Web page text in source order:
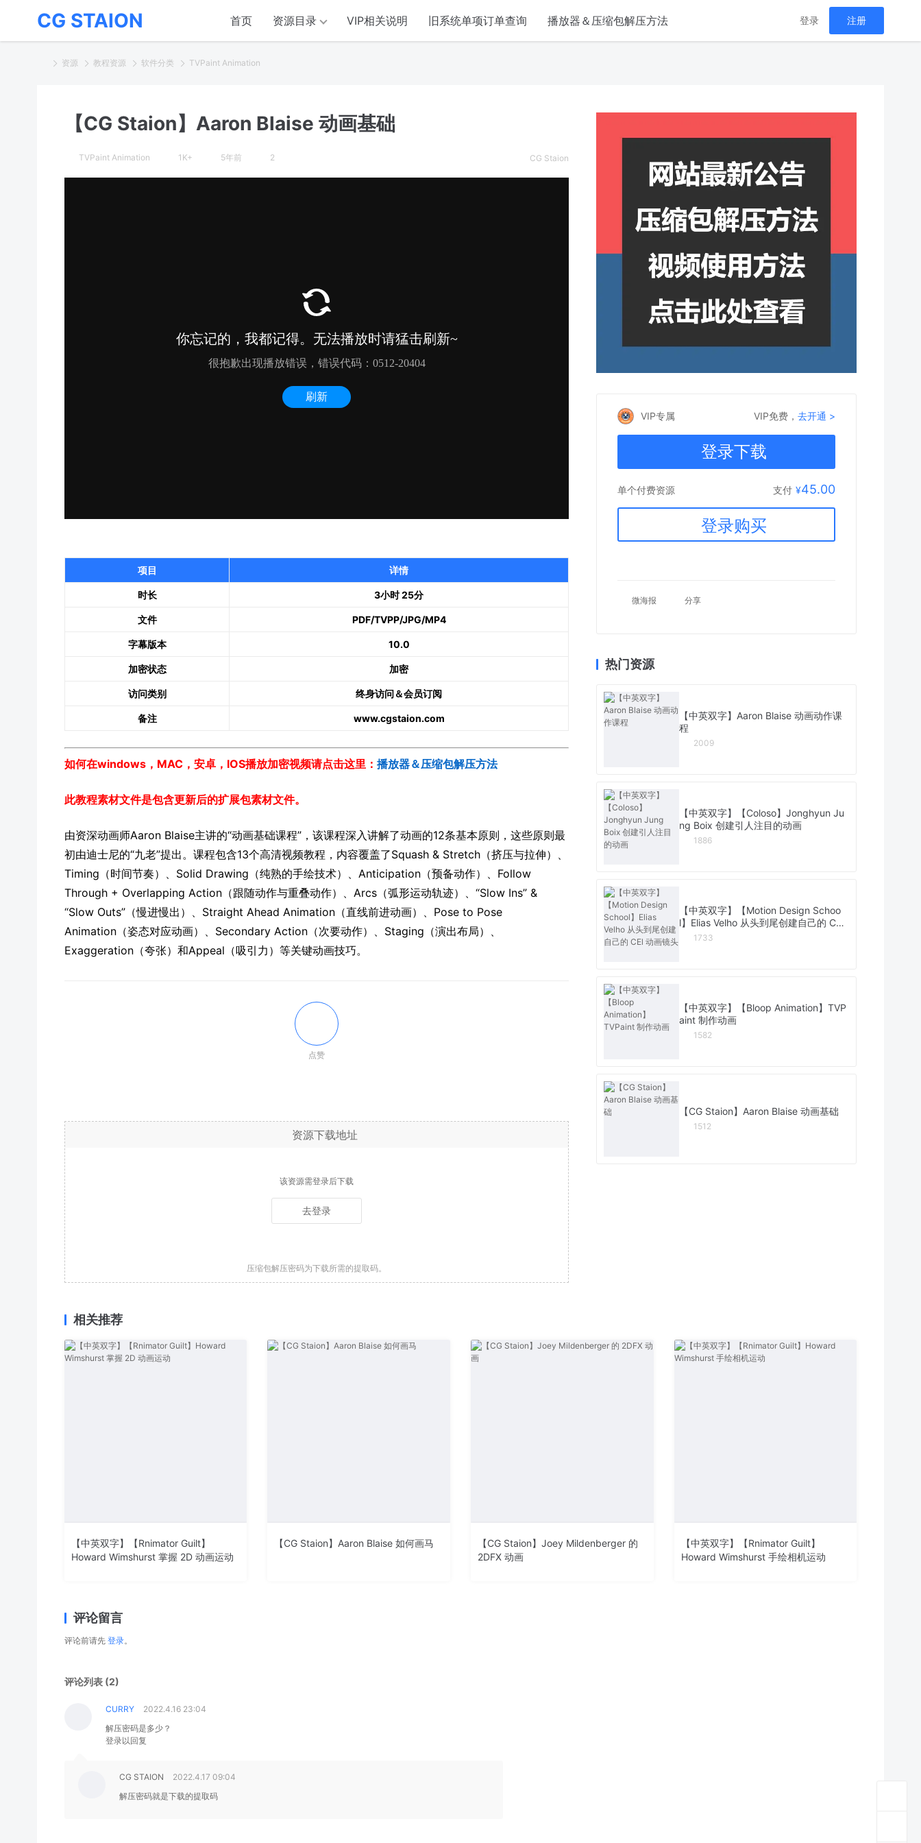
CG STAION 首页 资源目录 VIP相关说明 旧系统单项订单查询 播放器＆压缩包解压方法 登录 注册
资源 教程资源 软件分类 TVPaint Animation
【CG Staion】Aaron Blaise 动画基础
TVPaint Animation 1K+ 5年前 2 CG Staion
项目 详情
时长 3小时 25分
文件 PDF/TVPP/JPG/MP4
字幕版本 10.0
加密状态 加密
访问类别 终身访问＆会员订阅
备注 www.cgstaion.com
如何在windows，MAC，安卓，IOS播放加密视频请点击这里： 播放器＆压缩包解压方法
此教程素材文件是包含更新后的扩展包素材文件。
由资深动画师Aaron Blaise主讲的“动画基础课程”，该课程深入讲解了动画的12条基本原则，这些原则最
初由迪士尼的“九老”提出。课程包含13个高清视频教程，内容覆盖了Squash & Stretch（挤压与拉伸）、
Timing（时间节奏）、Solid Drawing（纯熟的手绘技术）、Anticipation（预备动作）、Follow
Through + Overlapping Action（跟随动作与重叠动作）、Arcs（弧形运动轨迹）、“Slow Ins” &
“Slow Outs”（慢进慢出）、Straight Ahead Animation（直线前进动画）、Pose to Pose
Animation（姿态对应动画）、Secondary Action（次要动作）、Staging（演出布局）、
Exaggeration（夸张）和Appeal（吸引力）等关键动画技巧。
点赞
资源下载地址
该资源需登录后下载
去登录
压缩包解压密码为下载所需的提取码。
VIP专属 VIP免费，去开通 >
登录下载
单个付费资源 支付 ¥45.00
登录购买
微海报 分享
热门资源
【中英双字】Aaron Blaise 动画动作课
程
2009
【中英双字】【Coloso】Jonghyun Ju
ng Boix 创建引人注目的动画
1886
【中英双字】【Motion Design Schoo
l】Elias Velho 从头到尾创建自己的 CEl
动画镜头
1733
【中英双字】【Bloop Animation】TVP
aint 制作动画
1582
【CG Staion】Aaron Blaise 动画基础
1512
相关推荐
【中英双字】【Rnimator Guilt】
Howard Wimshurst 掌握 2D 动画运动
【CG Staion】Aaron Blaise 如何画马
【CG Staion】Joey Mildenberger 的
2DFX 动画
【中英双字】【Rnimator Guilt】
Howard Wimshurst 手绘相机运动
评论留言
评论前请先 登录。
评论列表 (2)
CURRY
2022.4.16 23:04
解压密码是多少？
登录以回复
CG STAION
2022.4.17 09:04
解压密码就是下载的提取码